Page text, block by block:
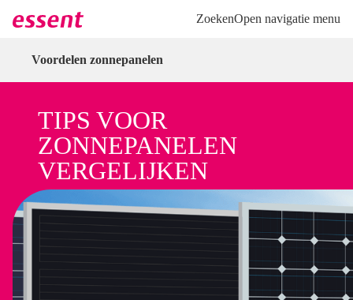
Direct naar hoofdinhoud
Direct naar inloggen ZoekenOpen navigatie menu
Voordelen zonnepanelen
TIPS VOOR
ZONNEPANELEN
VERGELIJKEN